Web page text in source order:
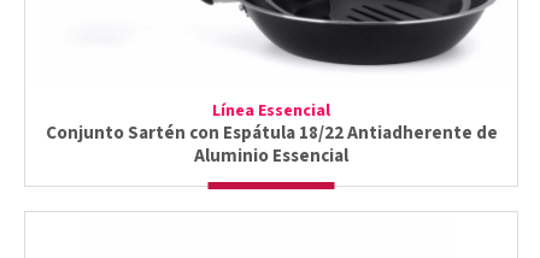
Línea Essencial
Conjunto Sartén con Espátula 18/22 Antiadherente de
Aluminio Essencial